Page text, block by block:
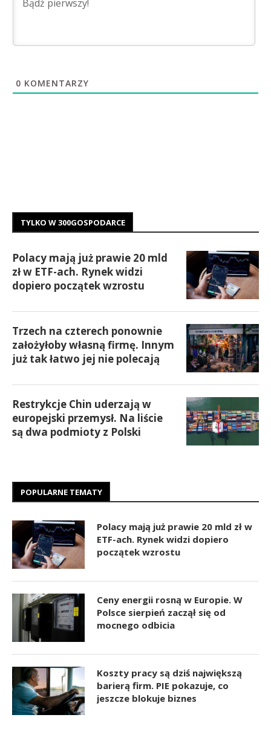
0 KOMENTARZY
TYLKO W 300GOSPODARCE
Polacy mają już prawie 20 mld
zł w ETF-ach. Rynek widzi
dopiero początek wzrostu
Trzech na czterech ponownie
założyłoby własną firmę. Innym
już tak łatwo jej nie polecają
Restrykcje Chin uderzają w
europejski przemysł. Na liście
są dwa podmioty z Polski
POPULARNE TEMATY
Polacy mają już prawie 20 mld zł w
ETF-ach. Rynek widzi dopiero
początek wzrostu
Ceny energii rosną w Europie. W
Polsce sierpień zaczął się od
mocnego odbicia
Koszty pracy są dziś największą
barierą firm. PIE pokazuje, co
jeszcze blokuje biznes